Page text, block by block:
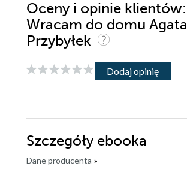
Oceny i opinie klientów:
Wracam do domu Agata
Przybyłek
Dodaj opinię
Szczegóły ebooka
Dane producenta »